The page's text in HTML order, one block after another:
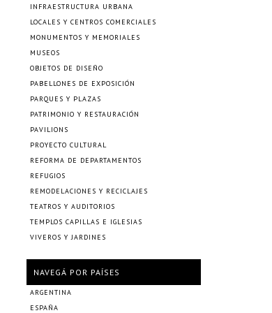
INFRAESTRUCTURA URBANA
LOCALES Y CENTROS COMERCIALES
MONUMENTOS Y MEMORIALES
MUSEOS
OBJETOS DE DISEÑO
PABELLONES DE EXPOSICIÓN
PARQUES Y PLAZAS
PATRIMONIO Y RESTAURACIÓN
PAVILIONS
PROYECTO CULTURAL
REFORMA DE DEPARTAMENTOS
REFUGIOS
REMODELACIONES Y RECICLAJES
TEATROS Y AUDITORIOS
TEMPLOS CAPILLAS E IGLESIAS
VIVEROS Y JARDINES
NAVEGÁ POR PAÍSES
ARGENTINA
ESPAÑA